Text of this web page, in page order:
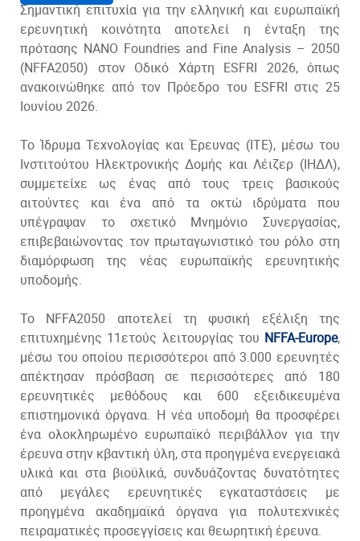
Σημαντική επιτυχία για την ελληνική και ευρωπαϊκή
ερευνητική κοινότητα αποτελεί η ένταξη της
πρότασης NANO Foundries and Fine Analysis – 2050
(NFFA2050) στον Οδικό Χάρτη ESFRI 2026, όπως
ανακοινώθηκε από τον Πρόεδρο του ESFRI στις 25
Ιουνίου 2026.
Το Ίδρυμα Τεχνολογίας και Έρευνας (ΙΤΕ), μέσω του
Ινστιτούτου Ηλεκτρονικής Δομής και Λέιζερ (ΙΗΔΛ),
συμμετείχε ως ένας από τους τρεις βασικούς
αιτούντες και ένα από τα οκτώ ιδρύματα που
υπέγραψαν το σχετικό Μνημόνιο Συνεργασίας,
επιβεβαιώνοντας τον πρωταγωνιστικό του ρόλο στη
διαμόρφωση της νέας ευρωπαϊκής ερευνητικής
υποδομής.
Το NFFA2050 αποτελεί τη φυσική εξέλιξη της
επιτυχημένης 11ετούς λειτουργίας του NFFA-Europe,
μέσω του οποίου περισσότεροι από 3.000 ερευνητές
απέκτησαν πρόσβαση σε περισσότερες από 180
ερευνητικές μεθόδους και 600 εξειδικευμένα
επιστημονικά όργανα. Η νέα υποδομή θα προσφέρει
ένα ολοκληρωμένο ευρωπαϊκό περιβάλλον για την
έρευνα στην κβαντική ύλη, στα προηγμένα ενεργειακά
υλικά και στα βιοϋλικά, συνδυάζοντας δυνατότητες
από μεγάλες ερευνητικές εγκαταστάσεις με
προηγμένα ακαδημαϊκά όργανα για πολυτεχνικές
πειραματικές προσεγγίσεις και θεωρητική έρευνα.